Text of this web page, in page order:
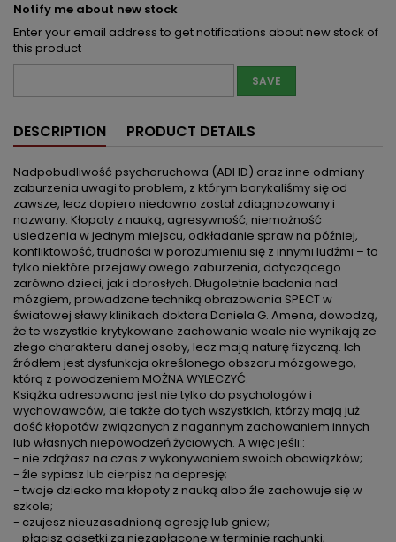
Notify me about new stock
Enter your email address to get notifications about new stock of
this product
SAVE
DESCRIPTION PRODUCT DETAILS
Nadpobudliwość psychoruchowa (ADHD) oraz inne odmiany
zaburzenia uwagi to problem, z którym borykaliśmy się od
zawsze, lecz dopiero niedawno został zdiagnozowany i
nazwany. Kłopoty z nauką, agresywność, niemożność
usiedzenia w jednym miejscu, odkładanie spraw na później,
konfliktowość, trudności w porozumieniu się z innymi ludźmi – to
tylko niektóre przejawy owego zaburzenia, dotyczącego
zarówno dzieci, jak i dorosłych. Długoletnie badania nad
mózgiem, prowadzone techniką obrazowania SPECT w
światowej sławy klinikach doktora Daniela G. Amena, dowodzą,
że te wszystkie krytykowane zachowania wcale nie wynikają ze
złego charakteru danej osoby, lecz mają naturę fizyczną. Ich
źródłem jest dysfunkcja określonego obszaru mózgowego,
którą z powodzeniem MOŻNA WYLECZYĆ.
Książka adresowana jest nie tylko do psychologów i
wychowawców, ale także do tych wszystkich, którzy mają już
dość kłopotów związanych z nagannym zachowaniem innych
lub własnych niepowodzeń życiowych. A więc jeśli::
- nie zdążasz na czas z wykonywaniem swoich obowiązków;
- źle sypiasz lub cierpisz na depresję;
- twoje dziecko ma kłopoty z nauką albo źle zachowuje się w
szkole;
- czujesz nieuzasadnioną agresję lub gniew;
- płacisz odsetki za niezapłacone w terminie rachunki;